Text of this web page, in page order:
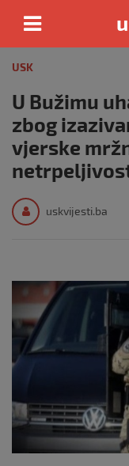
content
USK
U Bužimu
zbog
vjerske
uskvijesti.ba